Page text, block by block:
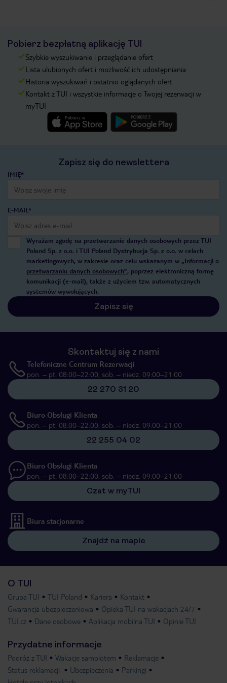
Pobierz bezpłatną aplikację TUI
Szybkie wyszukiwanie i przeglądanie ofert
Lista ulubionych ofert i możliwość ich udostępniania
Historia wyszukiwań i ostatnio oglądanych ofert
Kontakt z TUI i wszystkie informacje o Twojej rezerwacji w
myTUI
Zapisz się do newslettera
IMIĘ*
E-MAIL*
Wyrażam zgodę na przetwarzanie danych osobowych przez TUI
Poland Sp. z o.o. i TUI Poland Dystrybucja Sp. z o.o. w celach
marketingowych, w zakresie oraz celu wskazanym w „Informacji o
przetwarzaniu danych osobowych”, poprzez elektroniczną formę
komunikacji (e-mail), także z użyciem tzw. automatycznych
systemów wywołujących.
Zapisz się
Skontaktuj się z nami
Telefoniczne Centrum Rezerwacji
pon. – pt. 08:00–22:00, sob. – niedz. 09:00–21:00
22 270 31 20
Biuro Obsługi Klienta
pon. – pt. 08:00–22:00, sob. – niedz. 09:00–21:00
22 255 04 02
Biuro Obsługi Klienta
pon. – pt. 08:00–22:00, sob. – niedz. 09:00–21:00
Czat w myTUI
Biura stacjonarne
Znajdź na mapie
O TUI
Grupa TUI TUI Poland Kariera
Kontakt
Gwarancja ubezpieczeniowa
Opieka TUI na wakacjach 24/7
TUI.cz
Dane osobowe Aplikacja mobilna TUI Opinie TUI
Przydatne informacje
Podróż z TUI Wakacje samolotem
Reklamacje
Status reklamacji
Ubezpieczenia
Parkingi